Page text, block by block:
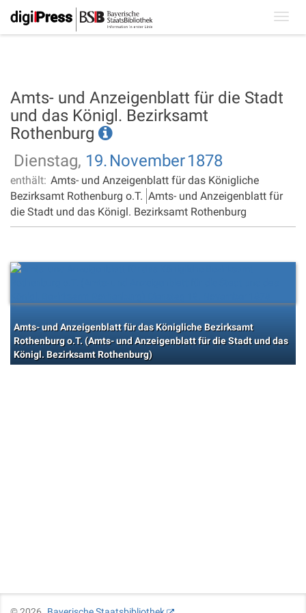
Amts- und Anzeigenblatt für die Stadt
und das Königl. Bezirksamt
Rothenburg
Dienstag, 19. November1878
enthält: Amts- und Anzeigenblatt für das Königliche
Bezirksamt Rothenburg o.T. Amts- und Anzeigenblatt für
die Stadt und das Königl. Bezirksamt Rothenburg
Amts- und Anzeigenblatt für das Königliche Bezirksamt
Rothenburg o.T. (Amts- und Anzeigenblatt für die Stadt und das
Königl. Bezirksamt Rothenburg)